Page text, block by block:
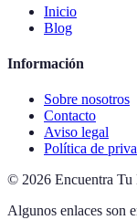
Inicio
Blog
Información
Sobre nosotros
Contacto
Aviso legal
Política de
© 2026 Encuentra Tu
Algunos enlaces son